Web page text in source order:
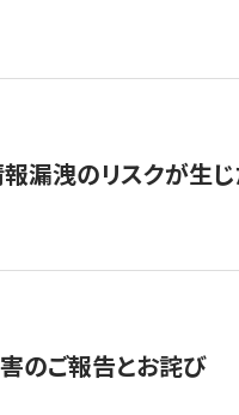
漏洩のリスクが生
のご報告とお詫び